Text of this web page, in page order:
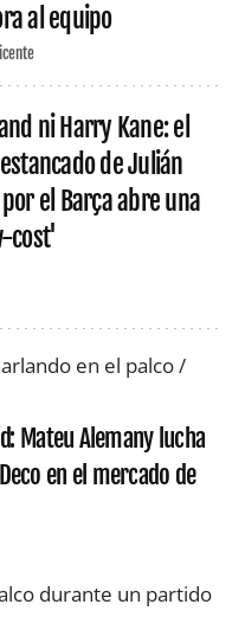
al equipo
ni Harry Kane: el
de Julián
el Barça abre una
cost'
Mateu Alemany lucha
en el mercado de